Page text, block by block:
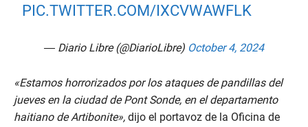
PIC.TWITTER.COM/IXCVWAWFLK
— Diario Libre (@DiarioLibre) October 4, 2024
«Estamos horrorizados por los ataques de pandillas del
jueves en la ciudad de Pont Sonde, en el departamento
haitiano de Artibonite», dijo el portavoz de la Oficina de